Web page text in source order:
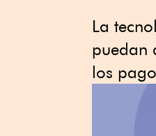
La
puedan
los